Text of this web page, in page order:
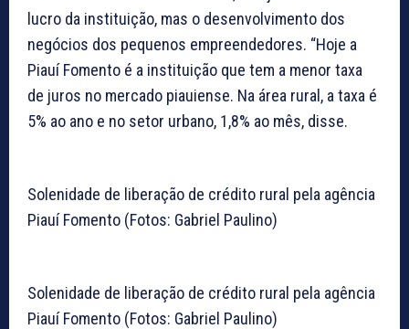
lucro da instituição, mas o desenvolvimento dos
negócios dos pequenos empreendedores. “Hoje a
Piauí Fomento é a instituição que tem a menor taxa
de juros no mercado piauiense. Na área rural, a taxa é
5% ao ano e no setor urbano, 1,8% ao mês, disse.
Solenidade de liberação de crédito rural pela agência
Piauí Fomento (Fotos: Gabriel Paulino)
Solenidade de liberação de crédito rural pela agência
Piauí Fomento (Fotos: Gabriel Paulino)